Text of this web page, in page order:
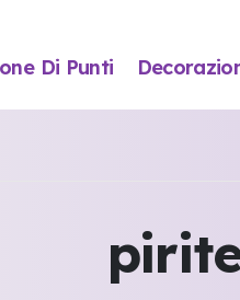
Di Punti